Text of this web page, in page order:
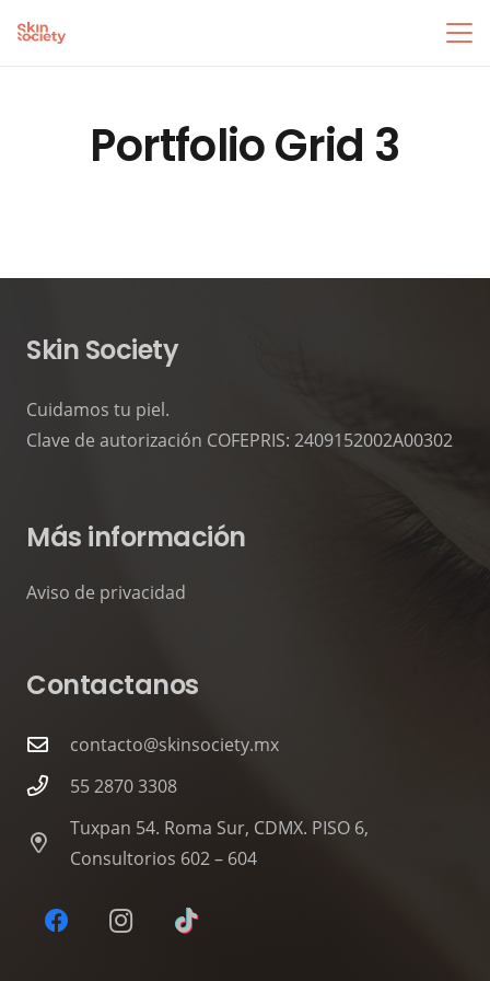
Portfolio Grid 3
Skin Society
Cuidamos tu piel.
Clave de autorización COFEPRIS: 2409152002A00302
Más información
Aviso de privacidad
Contactanos
contacto@skinsociety.mx
55 2870 3308
Tuxpan 54. Roma Sur, CDMX. PISO 6,
Consultorios 602 – 604